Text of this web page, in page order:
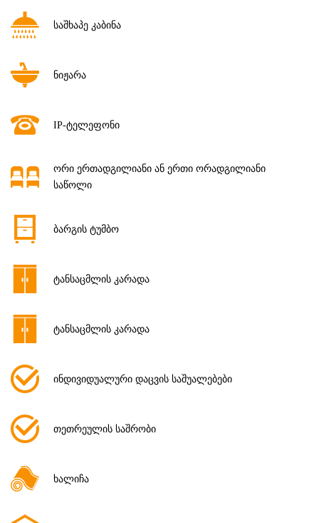
საშხაპე კაბინა
ნიჟარა
IP-ტელეფონი
ორი ერთადგილიანი ან ერთი ორადგილიანი
საწოლი
ბარგის ტუმბო
ტანსაცმლის კარადა
ტანსაცმლის კარადა
ინდივიდუალური დაცვის საშუალებები
თეთრეულის საშრობი
ხალიჩა